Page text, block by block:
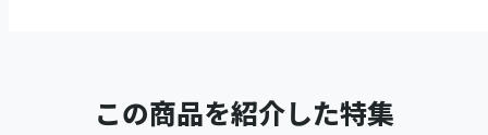
この商品を紹介した特集